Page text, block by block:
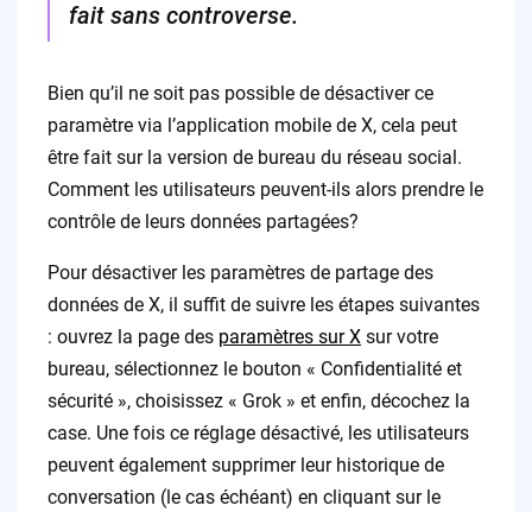
fait sans controverse.
Bien qu’il ne soit pas possible de désactiver ce
paramètre via l’application mobile de X, cela peut
être fait sur la version de bureau du réseau social.
Comment les utilisateurs peuvent-ils alors prendre le
contrôle de leurs données partagées?
Pour désactiver les paramètres de partage des
données de X, il suffit de suivre les étapes suivantes
: ouvrez la page des paramètres sur Xsur votre
bureau, sélectionnez le bouton « Confidentialité et
sécurité », choisissez « Grok » et enfin, décochez la
case. Une fois ce réglage désactivé, les utilisateurs
peuvent également supprimer leur historique de
conversation (le cas échéant) en cliquant sur le